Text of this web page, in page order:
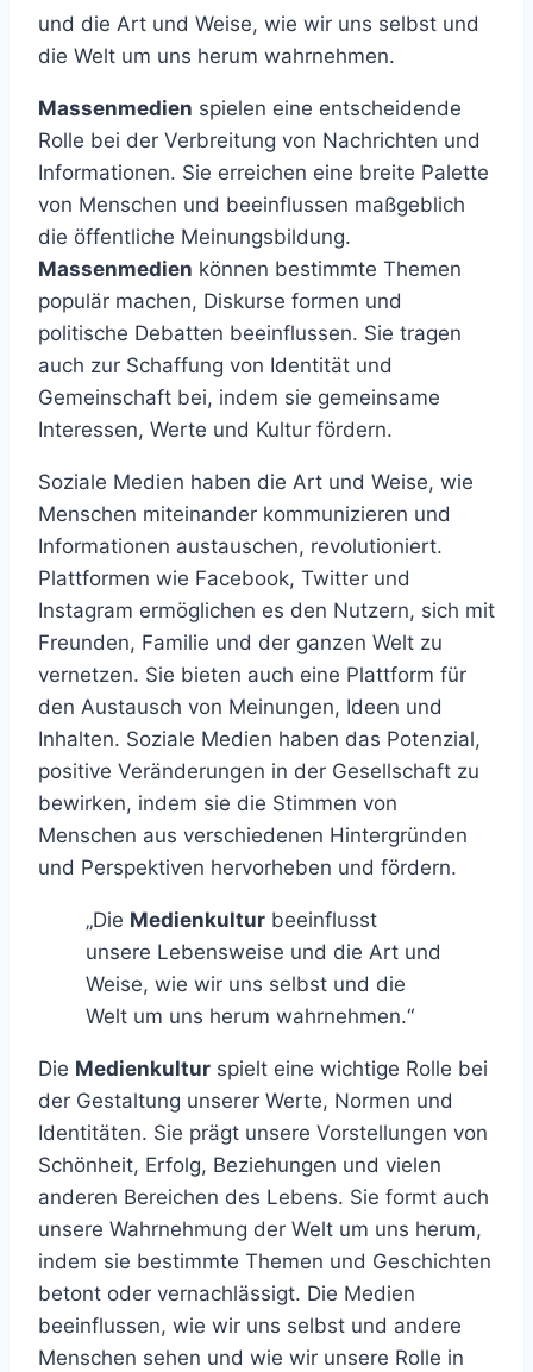
und die Art und Weise, wie wir uns selbst und
die Welt um uns herum wahrnehmen.
Massenmedien spielen eine entscheidende
Rolle bei der Verbreitung von Nachrichten und
Informationen. Sie erreichen eine breite Palette
von Menschen und beeinflussen maßgeblich
die öffentliche Meinungsbildung.
Massenmedien können bestimmte Themen
populär machen, Diskurse formen und
politische Debatten beeinflussen. Sie tragen
auch zur Schaffung von Identität und
Gemeinschaft bei, indem sie gemeinsame
Interessen, Werte und Kultur fördern.
Soziale Medien haben die Art und Weise, wie
Menschen miteinander kommunizieren und
Informationen austauschen, revolutioniert.
Plattformen wie Facebook, Twitter und
Instagram ermöglichen es den Nutzern, sich mit
Freunden, Familie und der ganzen Welt zu
vernetzen. Sie bieten auch eine Plattform für
den Austausch von Meinungen, Ideen und
Inhalten. Soziale Medien haben das Potenzial,
positive Veränderungen in der Gesellschaft zu
bewirken, indem sie die Stimmen von
Menschen aus verschiedenen Hintergründen
und Perspektiven hervorheben und fördern.
„Die Medienkultur beeinflusst
unsere Lebensweise und die Art und
Weise, wie wir uns selbst und die
Welt um uns herum wahrnehmen.“
Die Medienkultur spielt eine wichtige Rolle bei
der Gestaltung unserer Werte, Normen und
Identitäten. Sie prägt unsere Vorstellungen von
Schönheit, Erfolg, Beziehungen und vielen
anderen Bereichen des Lebens. Sie formt auch
unsere Wahrnehmung der Welt um uns herum,
indem sie bestimmte Themen und Geschichten
betont oder vernachlässigt. Die Medien
beeinflussen, wie wir uns selbst und andere
Menschen sehen und wie wir unsere Rolle in